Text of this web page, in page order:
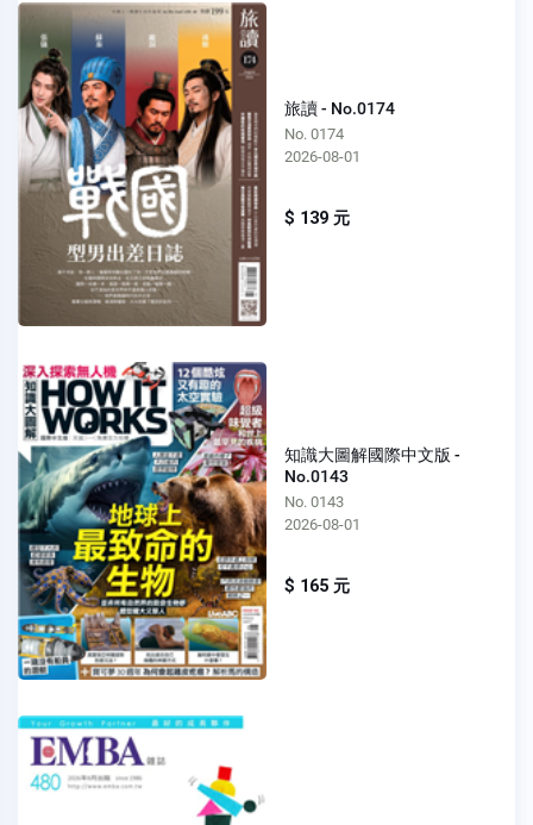
旅讀 - No.0174
No. 0174
2026-08-01
$ 139 元
知識大圖解國際中文版 -
No.0143
No. 0143
2026-08-01
$ 165 元